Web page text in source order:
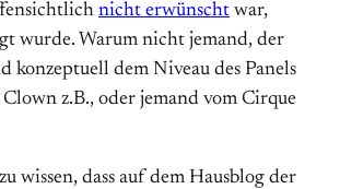
nicht erwünscht war,
wurde. Warum nicht jemand, der
konzeptuell dem Niveau des Panels
z.B., oder jemand vom Cirque
wissen, dass auf dem Hausblog der